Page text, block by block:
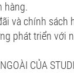
hàng.
và chính sách
phát triển với
CỦA